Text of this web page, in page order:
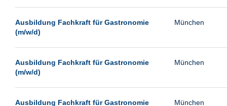
Passau
Pforzheim
Siegburg
Ausbildung Fachkraft für Gastronomie
(m/w/d)
München
Ausbildung Fachkraft für Gastronomie
(m/w/d)
München
Ausbildung Fachkraft für Gastronomie
München